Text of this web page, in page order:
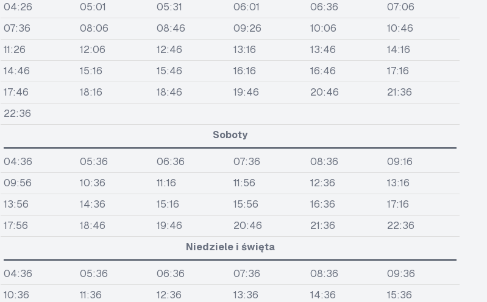
04:26 05:01 05:31 06:01 06:36
07:06
07:36
08:06 08:46 09:26 10:06
10:46
11:26
12:06 12:46 13:16 13:46
14:16
14:46
15:16 15:46 16:16 16:46
17:16
17:46
18:16 18:46 19:46 20:46
21:36
22:36
Soboty
04:36 05:36 06:36 07:36 08:36
09:16
09:56
10:36 11:16 11:56 12:36
13:16
13:56
14:36 15:16 15:56 16:36
17:16
17:56
18:46 19:46 20:46 21:36
22:36
Niedziele i święta
04:36 05:36 06:36 07:36 08:36
09:36
10:36
11:36 12:36 13:36 14:36
15:36